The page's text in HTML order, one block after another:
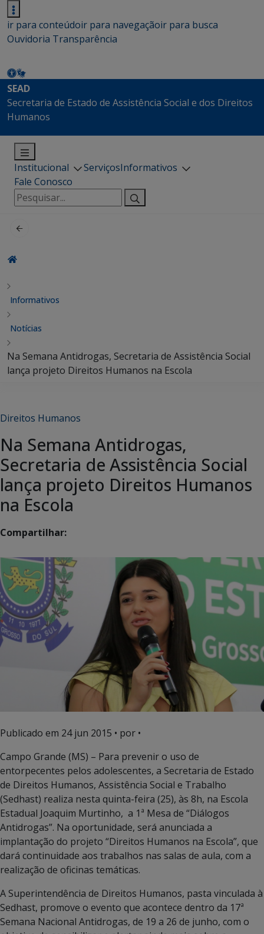
ir para conteúdoir para navegaçãoir para busca
Ouvidoria Transparência
SEAD
Secretaria de Estado de Assistência Social e dos Direitos
Humanos
Institucional ServiçosInformativos
Fale Conosco
Pesquisar
por:
Informativos
Notícias
Na Semana Antidrogas, Secretaria de Assistência Social
lança projeto Direitos Humanos na Escola
Direitos Humanos
Na Semana Antidrogas,
Secretaria de Assistência Social
lança projeto Direitos Humanos
na Escola
Compartilhar:
Publicado em 24 jun 2015 • por •
Campo Grande (MS) – Para prevenir o uso de
entorpecentes pelos adolescentes, a Secretaria de Estado
de Direitos Humanos, Assistência Social e Trabalho
(Sedhast) realiza nesta quinta-feira (25), às 8h, na Escola
Estadual Joaquim Murtinho, a 1ª Mesa de “Diálogos
Antidrogas”. Na oportunidade, será anunciada a
implantação do projeto “Direitos Humanos na Escola”, que
dará continuidade aos trabalhos nas salas de aula, com a
realização de oficinas temáticas.
A Superintendência de Direitos Humanos, pasta vinculada à
Sedhast, promove o evento que acontece dentro da 17ª
Semana Nacional Antidrogas, de 19 a 26 de junho, com o